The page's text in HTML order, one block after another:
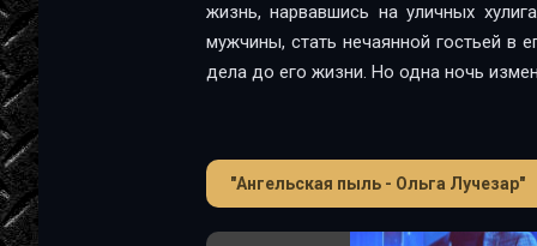
жизнь, нарвавшись на уличных
мужчины, стать нечаянной гостьей в
дела до его жизни. Но одна ночь
"Ангельская пыль - Ольга Лучезар"